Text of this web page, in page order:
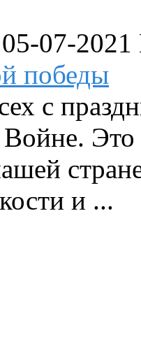
07-2021
победы
с
Войне.
и ...